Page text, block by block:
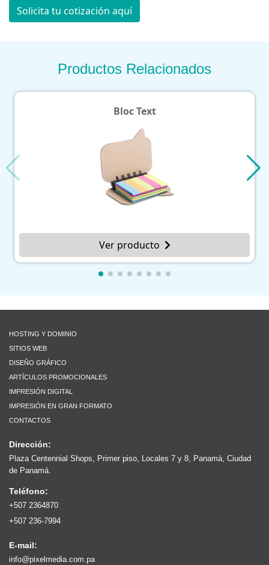
Solicita tu cotización aquí
Productos Relacionados
Bloc Text
Ver producto
HOSTING Y DOMINIO
SITIOS WEB
DISEÑO GRÁFICO
ARTÍCULOS PROMOCIONALES
IMPRESIÓN DIGITAL
IMPRESIÓN EN GRAN FORMATO
CONTACTOS
Dirección:
Plaza Centennial Shops, Primer piso, Locales 7 y 8, Panamá, Ciudad
de Panamá.
Teléfono:
+507 2364870
+507 236-7994
E-mail:
info@pixelmedia.com.pa